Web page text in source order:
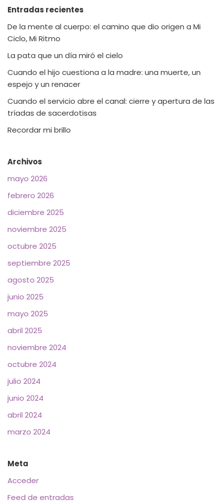
Entradas recientes
De la mente al cuerpo: el camino que dio origen a Mi
Ciclo, Mi Ritmo
La pata que un día miró el cielo
Cuando el hijo cuestiona a la madre: una muerte, un
espejo y un renacer
Cuando el servicio abre el canal: cierre y apertura de las
tríadas de sacerdotisas
Recordar mi brillo
Archivos
mayo 2026
febrero 2026
diciembre 2025
noviembre 2025
octubre 2025
septiembre 2025
agosto 2025
junio 2025
mayo 2025
abril 2025
noviembre 2024
octubre 2024
julio 2024
junio 2024
abril 2024
marzo 2024
Meta
Acceder
Feed de entradas